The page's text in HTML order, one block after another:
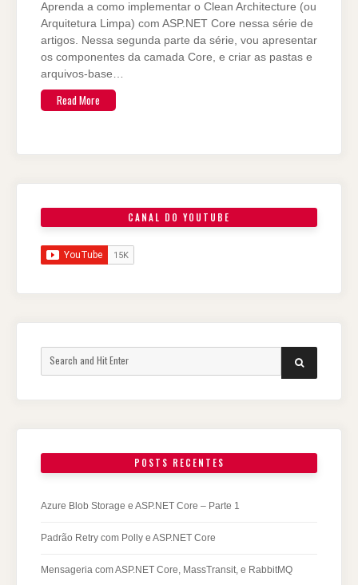
Aprenda a como implementar o Clean Architecture (ou
Arquitetura Limpa) com ASP.NET Core nessa série de
artigos. Nessa segunda parte da série, vou apresentar
os componentes da camada Core, e criar as pastas e
arquivos-base…
Read More
CANAL DO YOUTUBE
for:
SEARCH
POSTS RECENTES
Azure Blob Storage e ASP.NET Core – Parte 1
Padrão Retry com Polly e ASP.NET Core
Mensageria com ASP.NET Core, MassTransit, e RabbitMQ